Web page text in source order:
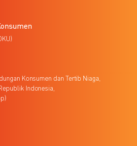
Konsumen dan Tertib Niaga,
Indonesia,